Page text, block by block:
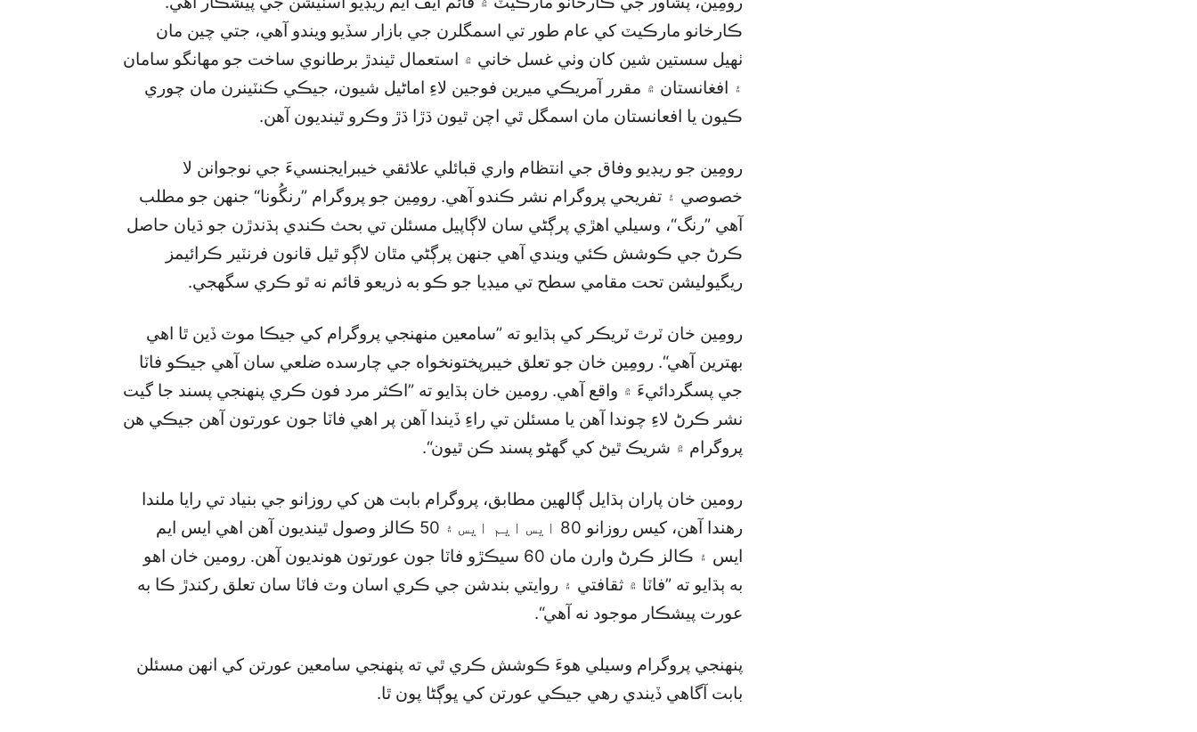
ڪارخانو مارڪيٽ کي عام طور تي اسمگلرن جي بازار سڏيو ويندو آهي، جتي چين مان
ٺهيل سستين شين کان وٺي غسل خاني ۾ استعمال ٿيندڙ برطانوي ساخت جو مهانگو سامان
۽ افغانستان ۾ مقرر آمريڪي ميرين فوجين لاءِ اماڻيل شيون، جيڪي ڪنٽينرن مان چوري
ڪيون يا افعانستان مان اسمگل ٿي اچن ٿيون ڌڙا ڌڙ وڪرو ٿينديون آهن.
رومِين جو ريڊيو وفاق جي انتظام واري قبائلي علائقي خيبرايجنسيءَ جي نوجوانن لا
خصوصي ۽ تفريحي پروگرام نشر ڪندو آهي. رومِين جو پروگرام ”رنگُونا“ جنهن جو مطلب
آهي ”رنگ“، وسيلي اهڙي پرڳڻي سان لاڳاپيل مسئلن تي بحث ڪندي ٻڌندڙن جو ڌيان حاصل
ڪرڻ جي ڪوشش ڪئي ويندي آهي جنهن پرڳڻي مٿان لاڳو ٿيل قانون فرنٽير ڪرائيمز
ريگيوليشن تحت مقامي سطح تي ميڊيا جو ڪو به ذريعو قائم نه ٿو ڪري سگھجي.
رومِين خان ٽرٿ ٽريڪر کي ٻڌايو ته ”سامعين منهنجي پروگرام کي جيڪا موٽ ڏين ٿا اهي
بهترين آهي“. رومِين خان جو تعلق خيبرپختونخواه جي چارسده ضلعي سان آهي جيڪو فاٽا
جي پسگردائيءَ ۾ واقع آهي. رومين خان ٻڌايو ته ”اڪثر مرد فون ڪري پنهنجي پسند جا گيت
نشر ڪرڻ لاءِ چوندا آهن يا مسئلن تي راءِ ڏيندا آهن پر اهي فاٽا جون عورتون آهن جيڪي هن
پروگرام ۾ شريڪ ٿيڻ کي گھڻو پسند ڪن ٿيون“.
رومين خان پاران ٻڌايل ڳالهين مطابق، پروگرام بابت هن کي روزانو جي بنياد تي رايا ملندا
رهندا آهن، کيس روزانو 80 ايس ايم ايس ۽ 50 ڪالز وصول ٿينديون آهن اهي ايس ايم
ايس ۽ ڪالز ڪرڻ وارن مان 60 سيڪڙو فاٽا جون عورتون هونديون آهن. رومين خان اهو
به ٻڌايو ته ”فاٽا ۾ ثقافتي ۽ روايتي بندشن جي ڪري اسان وٽ فاٽا سان تعلق رکندڙ ڪا به
عورت پيشڪار موجود نه آهي“.
پنهنجي پروگرام وسيلي هوءَ ڪوشش ڪري ٿي ته پنهنجي سامعين عورتن کي انهن مسئلن
بابت آگاهي ڏيندي رهي جيڪي عورتن کي ڀوڳڻا پون ٿا.